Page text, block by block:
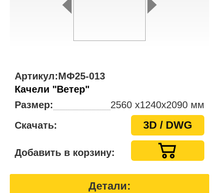
Артикул:МФ25-013
Качели "Ветер"
Размер:
2560 x1240х2090 мм
Скачать:
3D / DWG
Добавить в корзину:
Детали: